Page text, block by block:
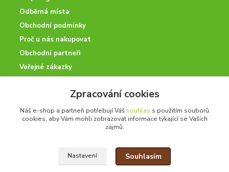
Odběrná místa
Obchodní podmínky
Proč u nás nakupovat
Obchodní partneři
Veřejné zákazky
NEJVÍC PRODÁVÁME
Hranoly, krokve a fošny
Zpracování cookies
Náš e-shop a partneři potřebují Váš souhlas s použitím souborů
cookies, aby Vám mohli zobrazovat informace týkající se Vašich
zájmů.
Nastavení Souhlasím